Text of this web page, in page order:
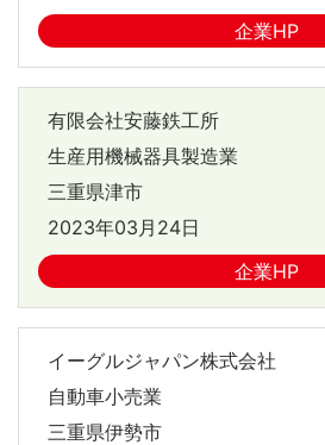
企業HP
有限会社安藤鉄工所
生産用機械器具製造業
三重県津市
2023年03月24日
企業HP
イーグルジャパン株式会社
自動車小売業
三重県伊勢市